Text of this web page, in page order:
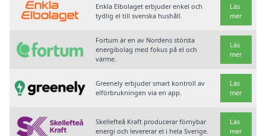
Enkla Elbolaget erbjuder enkel och
tydlig el till svenska hushåll.
Läs
mer
Fortum är en av Nordens största
energibolag med fokus på el och
värme.
Läs
mer
Greenely erbjuder smart kontroll av
elförbrukningen via en app.
Läs
mer
Skellefteå Kraft producerar förnybar
energi och levererar el i hela Sverige.
Läs
mer